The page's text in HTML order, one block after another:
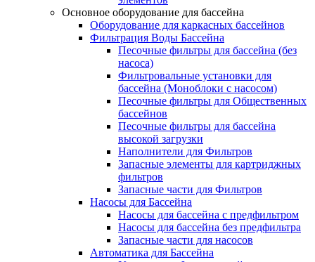
Основное оборудование для бассейна
Оборудование для каркасных бассейнов
Фильтрация Воды Бассейна
Песочные фильтры для бассейна (без
насоса)
Фильтровальные установки для
бассейна (Моноблоки с насосом)
Песочные фильтры для Общественных
бассейнов
Песочные фильтры для бассейна
высокой загрузки
Наполнители для Фильтров
Запасные элементы для картриджных
фильтров
Запасные части для Фильтров
Насосы для Бассейна
Насосы для бассейна с предфильтром
Насосы для бассейна без предфильтра
Запасные части для насосов
Автоматика для Бассейна